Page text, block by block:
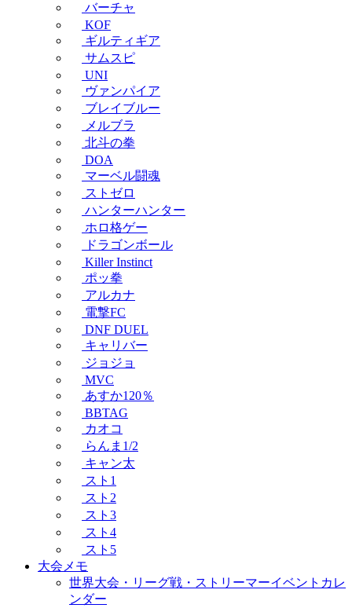
バーチャ
KOF
ギルティギア
サムスピ
UNI
ヴァンパイア
ブレイブルー
メルブラ
北斗の拳
DOA
マーベル闘魂
ストゼロ
ハンターハンター
ホロ格ゲー
ドラゴンボール
Killer Instinct
ポッ拳
アルカナ
電撃FC
DNF DUEL
キャリバー
ジョジョ
MVC
あすか120％
BBTAG
カオコ
らんま1/2
キャン太
スト1
スト2
スト3
スト4
スト5
大会メモ
世界大会・リーグ戦・ストリーマーイベントカレ
ンダー